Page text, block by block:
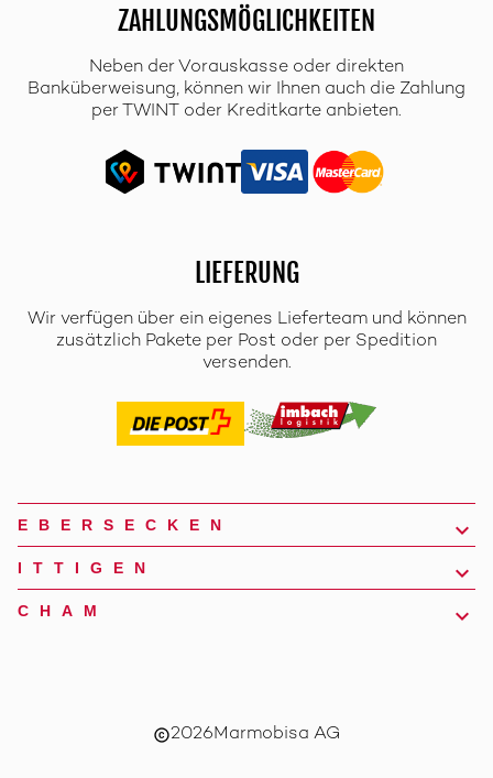
ZAHLUNGSMÖGLICHKEITEN
Neben der Vorauskasse oder direkten
Banküberweisung, können wir Ihnen auch die Zahlung
per TWINT oder Kreditkarte anbieten.
LIEFERUNG
Wir verfügen über ein eigenes Lieferteam und können
zusätzlich Pakete per Post oder per Spedition
versenden.
EBERSECKEN
ITTIGEN
CHAM
copyright2026Marmobisa AG